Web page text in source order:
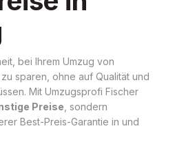
bei Ihrem Umzug von
sparen, ohne auf Qualität und
Mit Umzugsprofi Fischer
Preise , sondern
Best-Preis-Garantie in und